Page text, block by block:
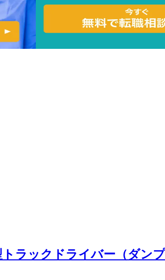
ラックドライバー（ダン